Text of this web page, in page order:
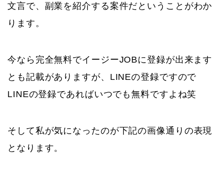
文言で、副業を紹介する案件だということがわか
ります。
今なら完全無料でイージーJOBに登録が出来ます
とも記載がありますが、LINEの登録ですので
LINEの登録であればいつでも無料ですよね笑
そして私が気になったのが下記の画像通りの表現
となります。